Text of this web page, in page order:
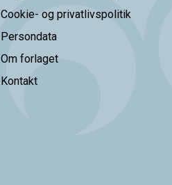
Cookie- og privatlivspolitik
Persondata
Om forlaget
Kontakt